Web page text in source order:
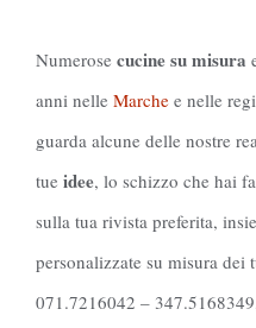
Numerose cucine su misura
anni nelle Marche e nelle
guarda alcune delle nostre
tue idee, lo schizzo che hai
sulla tua rivista preferita,
personalizzate su misura
071.7216042 –